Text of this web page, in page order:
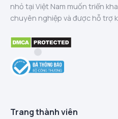
nhỏ tại Việt Nam muốn triển
chuyên nghiệp và được hỗ trợ
Trang thành viên